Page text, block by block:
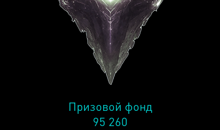
Призовой фонд
95 260